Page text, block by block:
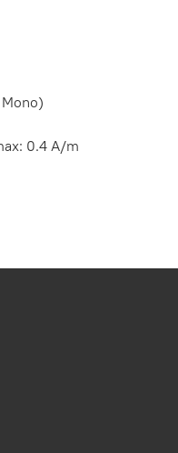
Mono)
0.4 A/m